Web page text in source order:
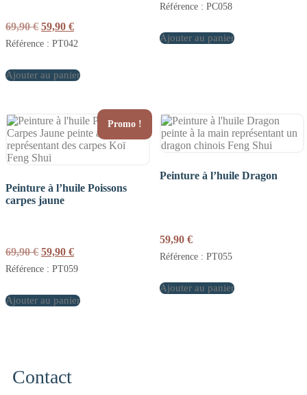
69,90€ Le
prix
initial
69,90 €.
59,90 €Le
prix
actuel
59,90 €.
Référence : PT042
Ajouter au panier
Référence : PC058
Ajouter au panier
Promo !
Peinture à l’huile Poissons
carpes jaune
69,90€ Le
prix
69,90 €.
59,90 €Le
prix
59,90 €.
Référence : PT059
Ajouter au panier
Peinture à l’huile Dragon
59,90 €
Référence : PT055
Ajouter au panier
Contact